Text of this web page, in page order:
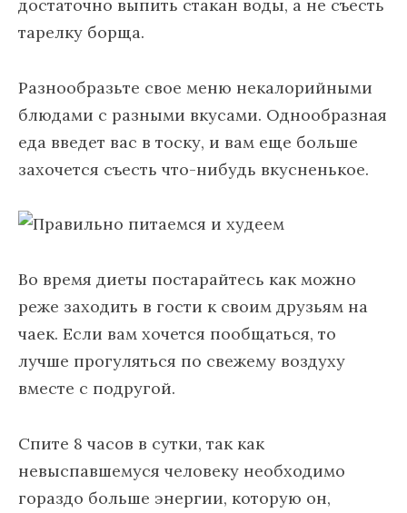
достаточно выпить стакан воды, а не съесть
тарелку борща.
Разнообразьте свое меню некалорийными
блюдами с разными вкусами. Однообразная
еда введет вас в тоску, и вам еще больше
захочется съесть что-нибудь вкусненькое.
Во время диеты постарайтесь как можно
реже заходить в гости к своим друзьям на
чаек. Если вам хочется пообщаться, то
лучше прогуляться по свежему воздуху
вместе с подругой.
Спите 8 часов в сутки, так как
невыспавшемуся человеку необходимо
гораздо больше энергии, которую он,